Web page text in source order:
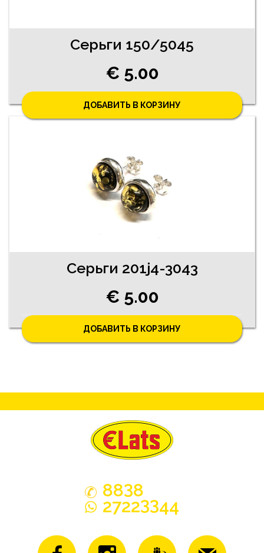
Серьги 150/5045
€ 5.00
ДОБАВИТЬ В КОРЗИНУ
Серьги 201j4-3043
€ 5.00
ДОБАВИТЬ В КОРЗИНУ
8838
27223344